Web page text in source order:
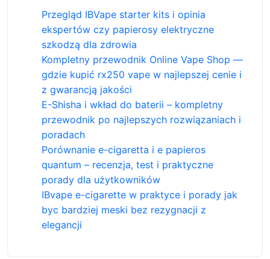
Przegląd IBVape starter kits i opinia
ekspertów czy papierosy elektryczne
szkodzą dla zdrowia
Kompletny przewodnik Online Vape Shop —
gdzie kupić rx250 vape w najlepszej cenie i
z gwarancją jakości
E-Shisha i wkład do baterii – kompletny
przewodnik po najlepszych rozwiązaniach i
poradach
Porównanie e-cigaretta i e papieros
quantum – recenzja, test i praktyczne
porady dla użytkowników
IBvape e-cigarette w praktyce i porady jak
byc bardziej meski bez rezygnacji z
elegancji